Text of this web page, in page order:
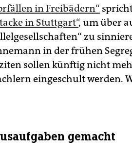
in Freibädern“
in Stuttgart“, um über
zu
in der frühen
sollen künftig nicht
eingeschult werden.
gemacht